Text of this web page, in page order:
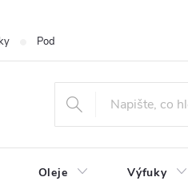
Podmínky ochrany osobních údajů
Oleje Výfuky